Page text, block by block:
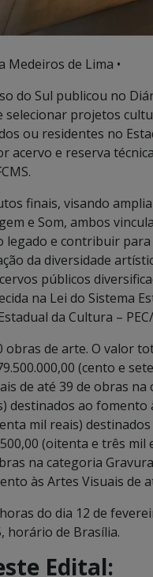
Medeiros de Lima •
do Sul publicou no
selecionar projetos
ou residentes no
acervo e reserva
finais, visando
e Som, ambos
e contribuir
da diversidade
públicos
na Lei do Sistema
da Cultura –
de arte. O valor
(cento e
de até 39 de obras na
destinados ao fomento
mil reais)
(oitenta e três
na categoria
às Artes Visuais de
do dia 12 de
horário de Brasília.
Edital: